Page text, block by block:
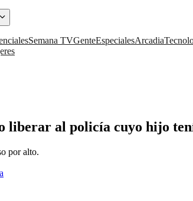
Semana TVGenteEspecialesArcadia
liberar al policía cuyo hijo
por alto.